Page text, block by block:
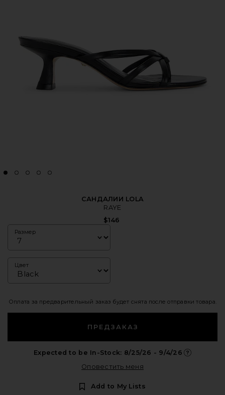
САНДАЛИИ LOLA
RAYE
$146
Размер
Цвет
Оплата за предварительный заказ будет снята после отправки товара.
ПРЕДЗАКАЗ
Expected to be In-Stock: 8/25/26 - 9/4/26
Оповестить меня
Add to My Lists